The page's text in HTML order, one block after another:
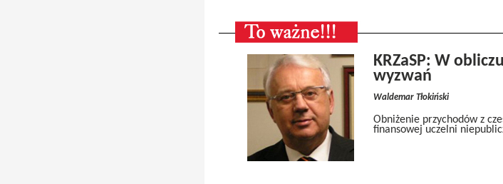
KRZaSP: W
wyzwań
Waldemar Tłokiński
Obniżenie przychodów z
finansowej uczelni